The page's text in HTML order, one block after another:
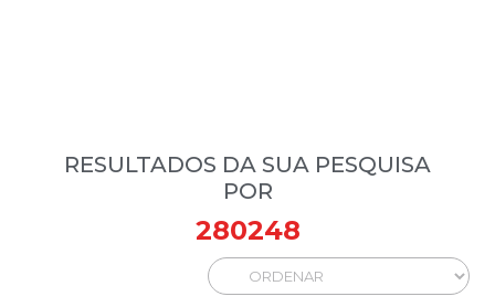
RESULTADOS DA SUA PESQUISA
POR
280248